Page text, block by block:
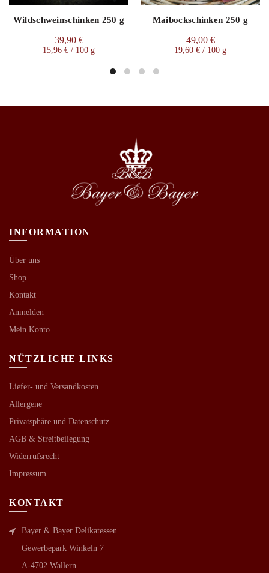
Wildschweinschinken 250 g
39,90 €
15,96 € / 100 g
Maibockschinken 250 g
49,00 €
19,60 € / 100 g
INFORMATION
Über uns
Shop
Kontakt
Anmelden
Mein Konto
NÜTZLICHE LINKS
Liefer- und Versandkosten
Allergene
Privatsphäre und Datenschutz
AGB & Streitbeilegung
Widerrufsrecht
Impressum
KONTAKT
Bayer & Bayer Delikatessen
Gewerbepark Winkeln 7
A-4702 Wallern